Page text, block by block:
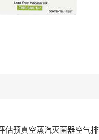
估预真空蒸汽灭菌器空气